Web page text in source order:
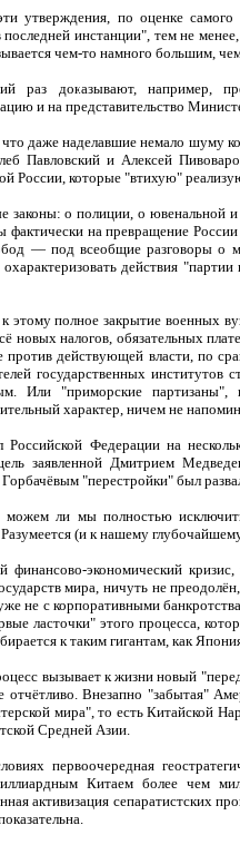
утверждения, по оценке
инстанции", тем не
чем-то намного большим,
раз доказывают, например,
и на представительство
даже наделавшие немало шуму
Павловский и Алексей
России, которые "втихую"
законы: о полиции, о ювенальной
фактически на превращение
— под всеобщие разговоры о
охарактеризовать действия
этому полное закрытие военных
новых налогов, обязательных
против действующей власти, по
государственных
Или "приморские
характер, ничем не
Российской Федерации на
заявленной Дмитрием
"перестройки" был
можем ли мы полностью
(и к нашему
финансово-экономический
мира, ничуть не
не с корпоративными
ласточки" этого процесса,
к таким гигантам, как
вызывает к жизни новый
отчётливо. Внезапно "забытая"
мира", то есть Китайской
Средней Азии.
первоочередная
Китаем более чем
активизация сепаратистских